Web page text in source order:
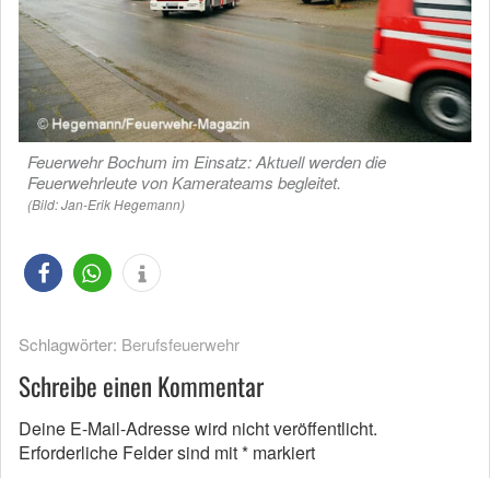
Feuerwehr Bochum im Einsatz: Aktuell werden die
Feuerwehrleute von Kamerateams begleitet.
(Bild: Jan-Erik Hegemann)
Schlagwörter: Berufsfeuerwehr
Schreibe einen Kommentar
Deine E-Mail-Adresse wird nicht veröffentlicht.
Erforderliche Felder sind mit* markiert